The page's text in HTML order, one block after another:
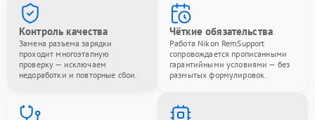
Контроль качества
Замена разъема зарядки
проходит многоэтапную
проверку — исключаем
недоработки и повторные сбои.
Чёткие обязательства
Работа Nikon RemSupport
сопровождается прописанными
гарантийными условиями — без
размытых формулировок.